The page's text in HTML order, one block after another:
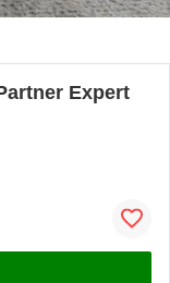
Expert